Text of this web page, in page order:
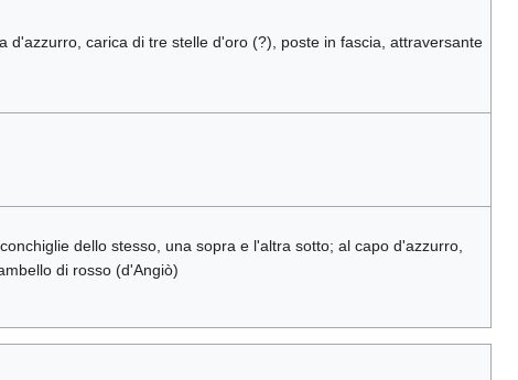
carica di tre stelle d'oro (?), poste in fascia, attraversante
dello stesso, una sopra e l'altra sotto; al capo d'azzurro,
di rosso (d'Angiò)